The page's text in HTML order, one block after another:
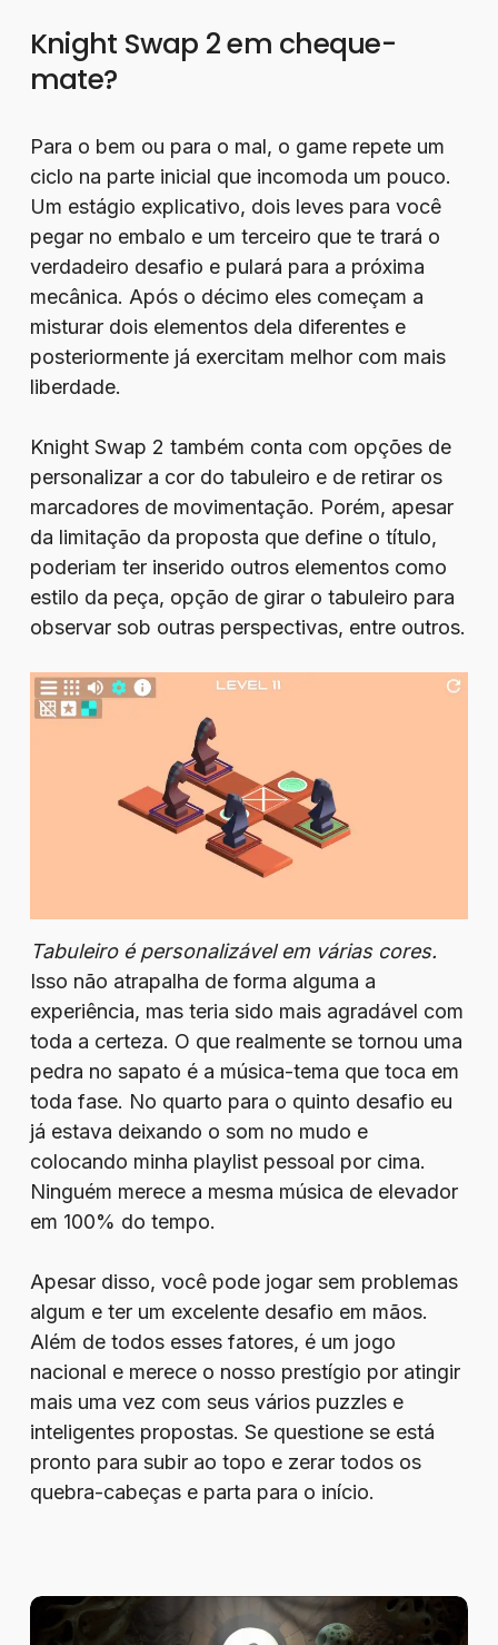
Knight Swap 2 em cheque-
mate?
Para o bem ou para o mal, o game repete um
ciclo na parte inicial que incomoda um pouco.
Um estágio explicativo, dois leves para você
pegar no embalo e um terceiro que te trará o
verdadeiro desafio e pulará para a próxima
mecânica. Após o décimo eles começam a
misturar dois elementos dela diferentes e
posteriormente já exercitam melhor com mais
liberdade.
Knight Swap 2 também conta com opções de
personalizar a cor do tabuleiro e de retirar os
marcadores de movimentação. Porém, apesar
da limitação da proposta que define o título,
poderiam ter inserido outros elementos como
estilo da peça, opção de girar o tabuleiro para
observar sob outras perspectivas, entre outros.
Tabuleiro é personalizável em várias cores.
Isso não atrapalha de forma alguma a
experiência, mas teria sido mais agradável com
toda a certeza. O que realmente se tornou uma
pedra no sapato é a música-tema que toca em
toda fase. No quarto para o quinto desafio eu
já estava deixando o som no mudo e
colocando minha playlist pessoal por cima.
Ninguém merece a mesma música de elevador
em 100% do tempo.
Apesar disso, você pode jogar sem problemas
algum e ter um excelente desafio em mãos.
Além de todos esses fatores, é um jogo
nacional e merece o nosso prestígio por atingir
mais uma vez com seus vários puzzles e
inteligentes propostas. Se questione se está
pronto para subir ao topo e zerar todos os
quebra-cabeças e parta para o início.
Review